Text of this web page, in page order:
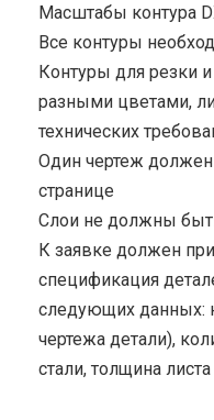
Масштабы контура
Все контуры
Контуры для резки
разными цветами,
технических
Один чертеж
странице
Cлои не должны
К заявке должен
спецификация
следующих данных:
чертежа детали),
стали, толщина листа